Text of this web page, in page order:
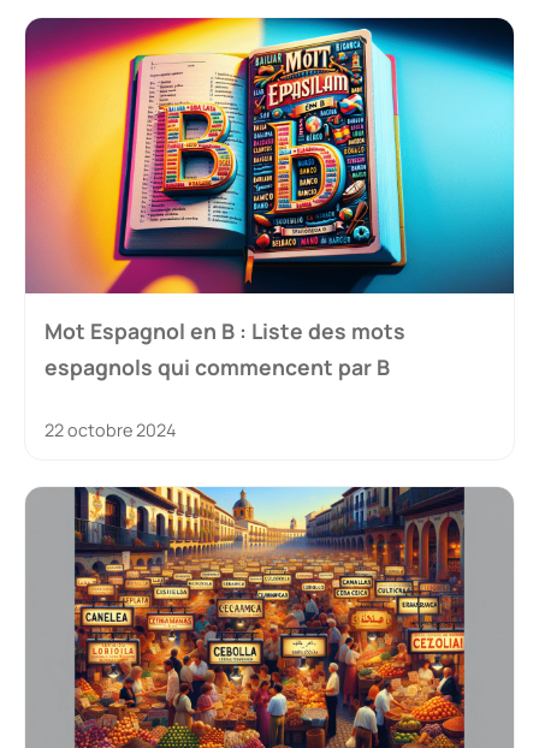
Mot Espagnol en B : Liste des mots
espagnols qui commencent par B
22 octobre 2024